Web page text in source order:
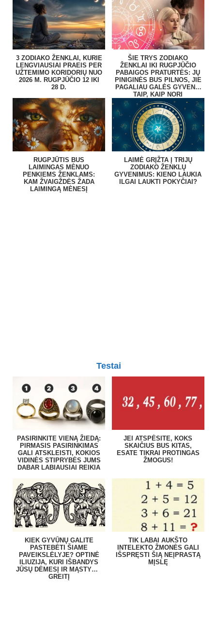
3 ZODIAKO ŽENKLAI, KURIE
LENGVIAUSIAI PRAEIS PER
UŽTEMIMO KORIDORIŲ NUO
2026 M. RUGPJŪČIO 12 IKI
28 D.
ŠIE TRYS ZODIAKO
ŽENKLAI IKI RUGPJŪČIO
PABAIGOS PRATURTĖS: JŲ
PINIGINĖS BUS PILNOS, JIE
PAGALIAU GALĖS GYVENTI
TAIP, KAIP NORI
RUGPJŪTIS BUS
LAIMINGAS MĖNUO
PENKIEMS ŽENKLAMS:
KAM ŽVAIGŽDĖS ŽADA
LAIMINGĄ MĖNESĮ
LAIMĖ GRĮŽTA Į TRIJŲ
ZODIAKO ŽENKLŲ
GYVENIMUS: KIENO LAUKIA
ILGAI LAUKTI POKYČIAI?
Testai
PASIRINKITE VIENĄ ŽIEDĄ:
PIRMASIS PASIRINKIMAS
GALI ATSKLEISTI, KOKIOS
VIDINĖS STIPRYBĖS JUMS
DABAR LABIAUSIAI REIKIA
JEI ATSPĖSITE, KOKS
SKAIČIUS BUS KITAS,
ESATE TIKRAI PROTINGAS
ŽMOGUS!
KIEK GYVŪNŲ GALITE
PASTEBĖTI ŠIAME
PAVEIKSLĖLYJE? OPTINĖ
ILIUZIJA, KURI IŠBANDYS
JŪSŲ DĖMESĮ IR MĄSTYMO
GREITĮ
TIK LABAI AUKŠTO
INTELEKTO ŽMONĖS GALI
IŠSPRĘSTI ŠIĄ NEĮPRASTĄ
MĮSLĘ